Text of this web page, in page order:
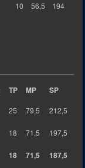
10 56,5 194
TP MP SP
25 79,5 212,5
18 71,5 197,5
18 71,5 187,5